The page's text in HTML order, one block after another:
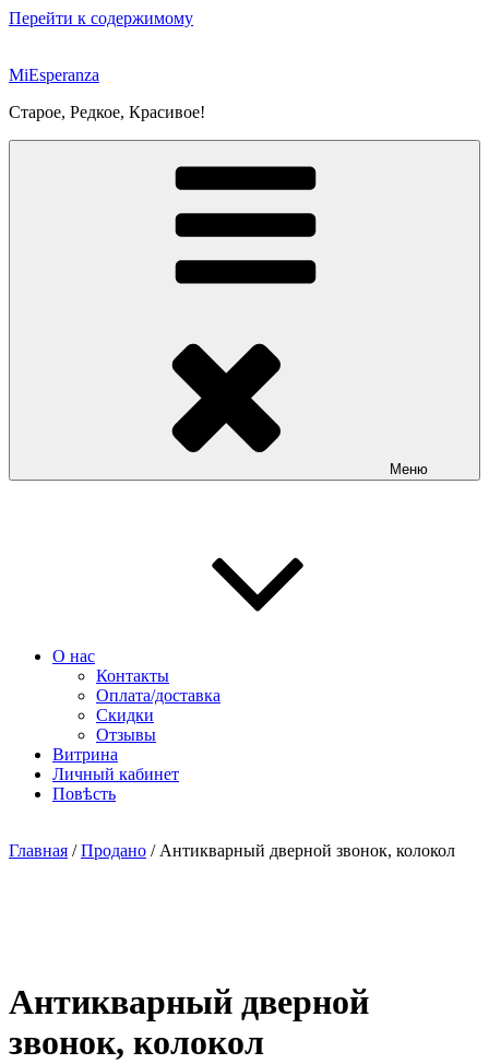
Перейти к содержимому
MiEsperanza
Старое, Редкое, Красивое!
Меню
О нас
Контакты
Оплата/доставка
Скидки
Отзывы
Витрина
Личный кабинет
Повѣсть
Главная /Продано / Антикварный дверной звонок, колокол
Антикварный дверной
звонок, колокол